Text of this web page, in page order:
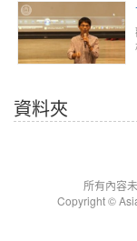
資料夾
所有內容
Copyright ©